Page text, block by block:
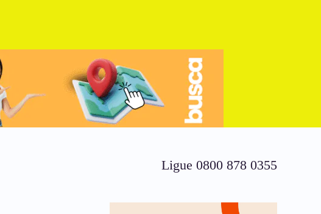
Ligue 0800 878 0355